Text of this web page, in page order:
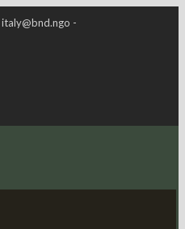
italy@bnd.ngo -